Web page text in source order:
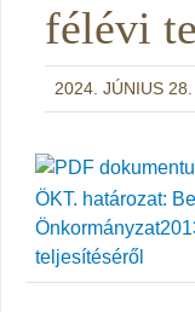
félévi
2024. JÚNIUS 28.
ÖKT. határozat:
teljesítéséről